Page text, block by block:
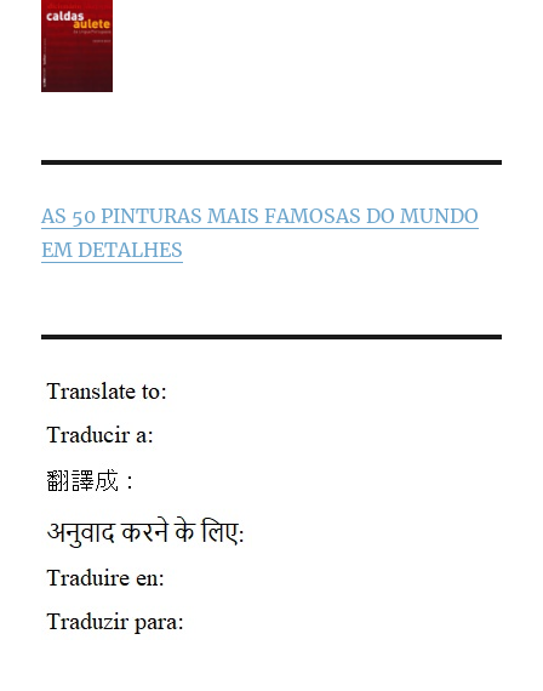
AS 50 PINTURAS MAIS FAMOSAS DO MUNDO
EM DETALHES